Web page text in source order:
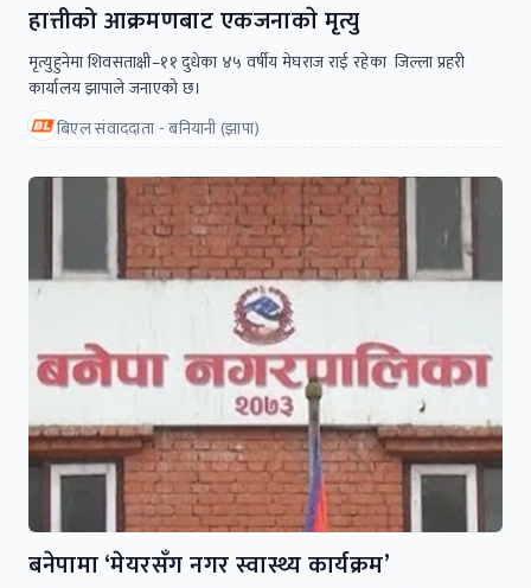
हात्तीको आक्रमणबाट एकजनाकाे मृत्यु
मृत्युहुनेमा शिवसताक्षी–११ दुधेका ४५ वर्षीय मेघराज राई रहेका जिल्ला प्रहरी
कार्यालय झापाले जनाएको छ।
बिएल संवाददाता - बनियानी (झापा)
बनेपामा ‘मेयरसँग नगर स्वास्थ्य कार्यक्रम’